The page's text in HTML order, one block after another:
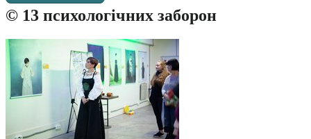
© 13 психологічних заборон